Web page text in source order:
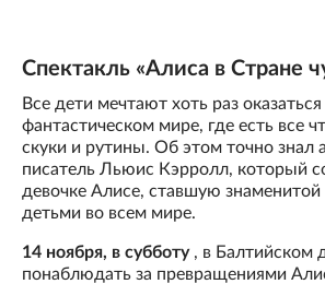
Спектакль «Алиса в Стране
Все дети мечтают хоть раз оказаться
фантастическом мире, где есть все
скуки и рутины. Об этом точно знал
писатель Льюис Кэрролл, который
девочке Алисе, ставшую
детьми во всем мире.
14 ноября, в субботу, в Балтийском
понаблюдать за превращениями